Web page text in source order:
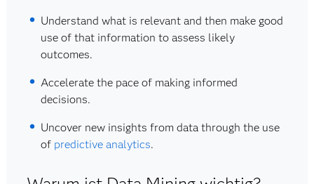
Understand what is relevant and then make good
use of that information to assess likely
outcomes.
Accelerate the pace of making informed
decisions.
Uncover new insights from data through the use
of predictive analytics.